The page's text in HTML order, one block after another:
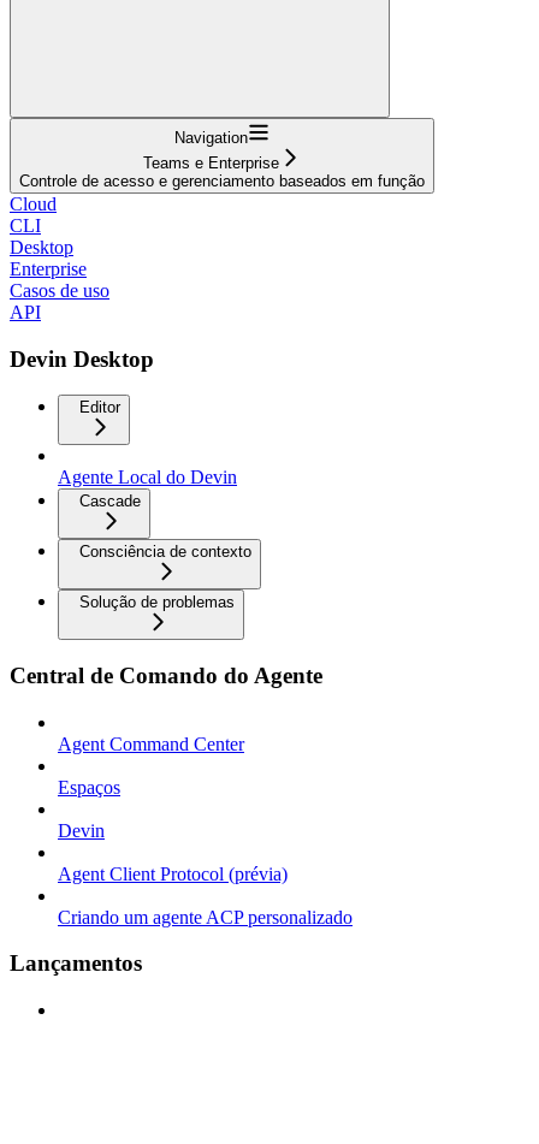
Navigation
Teams e Enterprise
Controle de acesso e gerenciamento baseados em função
Cloud
CLI
Desktop
Enterprise
Casos de uso
API
Devin Desktop
Editor
Agente Local do Devin
Cascade
Consciência de contexto
Solução de problemas
Central de Comando do Agente
Agent Command Center
Espaços
Devin
Agent Client Protocol (prévia)
Criando um agente ACP personalizado
Lançamentos